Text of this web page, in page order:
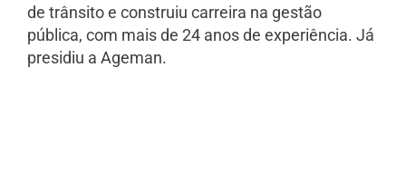
de trânsito e construiu carreira na gestão
pública, com mais de 24 anos de experiência. Já
presidiu a Ageman.